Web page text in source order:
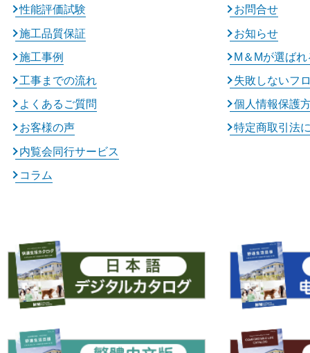
性能評価試験
施工品質保証
施工事例
工事までの流れ
よくあるご質問
お客様の声
内覧会同行サービス
コラム
お問合せ
お知らせ
M＆Mが選ば
失敗しないフ
個人情報保護
特定商取引法